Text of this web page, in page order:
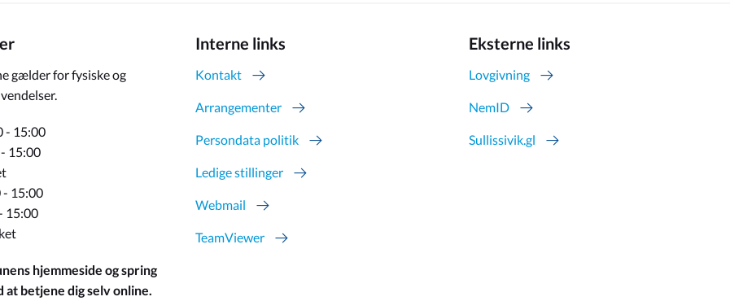
gælder for fysiske og
- 15:00
15:00
- 15:00
15:00
hjemmeside og spring
at betjene dig selv online.
Interne links
Kontakt
Arrangementer
Persondata politik
Ledige stillinger
Webmail
TeamViewer
Eksterne links
Lovgivning
NemID
Sullissivik.gl